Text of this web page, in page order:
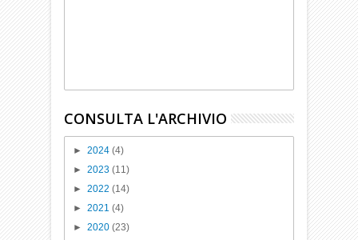
CONSULTA L'ARCHIVIO
►2024(4)
►2023(11)
►2022(14)
►2021(4)
►2020(23)